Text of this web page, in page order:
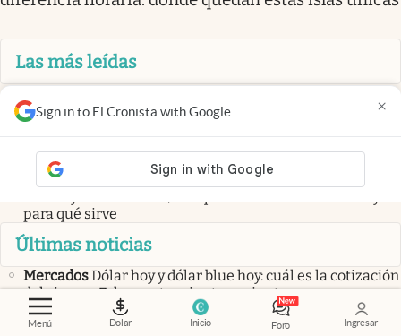
Menú Dolar Inicio Foro Ingresar
Sign in to El Cronista with Google ×
Las más leídas
obtendrán los bienes aunque lo determine el testamento
Te sorprenderá
hasta las 16:00”
Recomendación
Hervir hojas de laurel con ramitas de
para qué sirve
Últimas noticias
MercadosDólar hoy y dólar blue hoy: cuál es la cotización
del viernes 7 de agosto minuto a minuto
El Cronista Stream
Marcó del Pont cuestionó el “apuro”
por reformar la Carta Orgánica del BCRA y advirtió por